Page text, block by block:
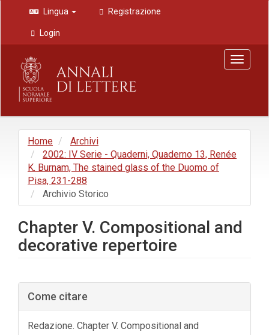
Navigazione
principale
Contenuto
principale
Barra
laterale
Lingua Registrazione
Login
Toggle
Home
Archivi
2002: IV Serie - Quaderni, Quaderno 13, Renée
K. Burnam, The stained glass of the Duomo of
Pisa, 231-288
Archivio Storico
Chapter V. Compositional and
decorative repertoire
Barra
laterale
dell'articolo
Come citare
Redazione. Chapter V. Compositional and